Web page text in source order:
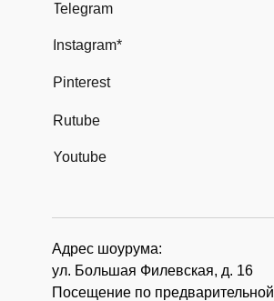
Адрес шоурума:
ул. Большая Филевская, д. 16
Посещение по предварительной
Instagram*
Telegram
Pinterest
Rutube
Youtube